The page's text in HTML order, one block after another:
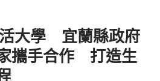
活大學 宜蘭縣政府
攜手合作 打造生